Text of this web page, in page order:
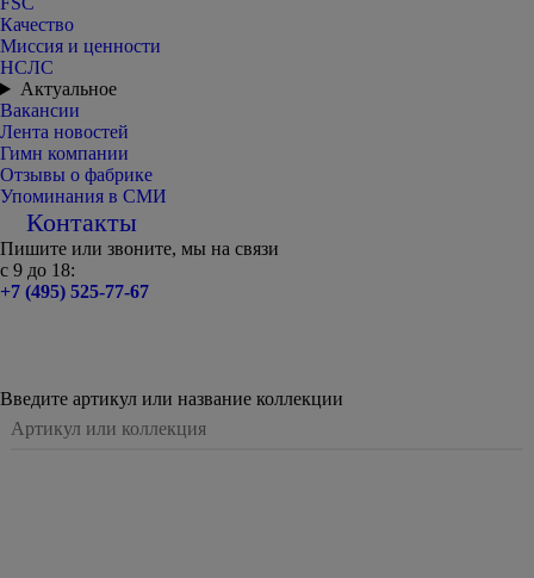
Качество
Миссия и ценности
НСЛС
Актуальное
Вакансии
Лента новостей
Гимн компании
Отзывы о фабрике
Упоминания в СМИ
Контакты
Пишите или звоните, мы на связи
с 9 до 18:
+7 (495) 525-77-67
Введите артикул или название коллекции